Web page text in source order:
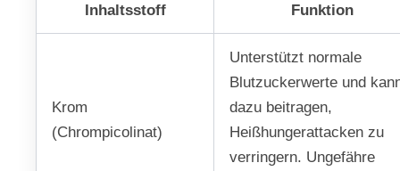
Inhaltsstoff Funktion
Krom
(Chrompicolinat)
Unterstützt normale
Blutzuckerwerte und
dazu beitragen,
Heißhungerattacken zu
verringern. Ungefähre